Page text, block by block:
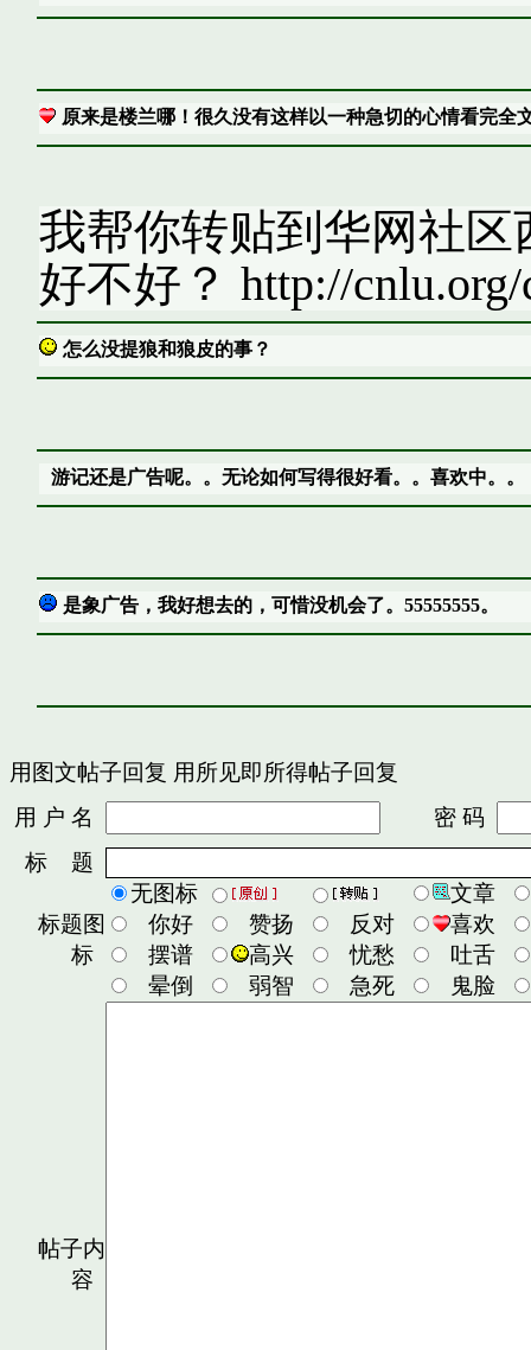
原来是楼兰哪！很久没有这样以一种急切的心情看完全
我帮你转贴到华网社
好不好？ http://cnlu.org/
怎么没提狼和狼皮的事？
游记还是广告呢。。无论如何写得很好看。。喜欢中。。
是象广告，我好想去的，可惜没机会了。55555555。
用图文帖子回复 用所见即所得帖子回复
用 户 名
密 码
标 题
标题图
标
无图标
文章
你好
赞扬 反对
喜欢
摆谱
高兴 忧愁
吐舌
晕倒
弱智 急死 鬼脸
帖子内
容